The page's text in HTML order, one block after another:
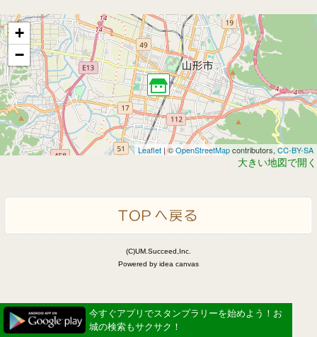
+
−
Leaflet | ©OpenStreetMapcontributors, CC-BY-SA
大きい地図で開く
(C)UM.Succeed,Inc.
Powered by idea canvas
今すぐアプリでスタンプラリーを始めよう！お
城の検索もサクサク！